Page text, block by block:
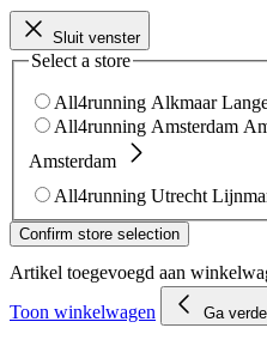
Sluit venster
Select a store
All4running Alkmaar
All4running Amsterdam
Amsterdam
All4running Utrecht
Confirm store selection
Artikel toegevoegd aan
Toon winkelwagen Ga